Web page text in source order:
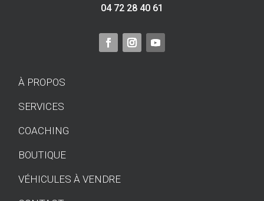
04 72 28 40 61
À PROPOS
SERVICES
COACHING
BOUTIQUE
VÉHICULES À VENDRE